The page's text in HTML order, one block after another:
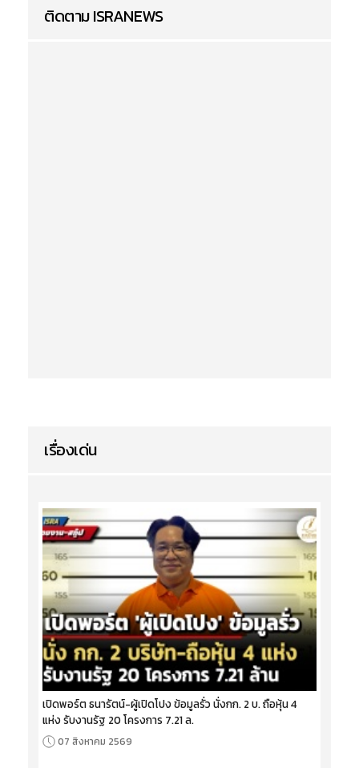
ติดตาม ISRANEWS
เรื่องเด่น
เปิดพอร์ต ธนารัตน์-ผู้เปิดโปง ข้อมูลรั่ว นั่งกก. 2 บ. ถือหุ้น 4
แห่ง รับงานรัฐ 20 โครงการ 7.21 ล.
07 สิงหาคม 2569